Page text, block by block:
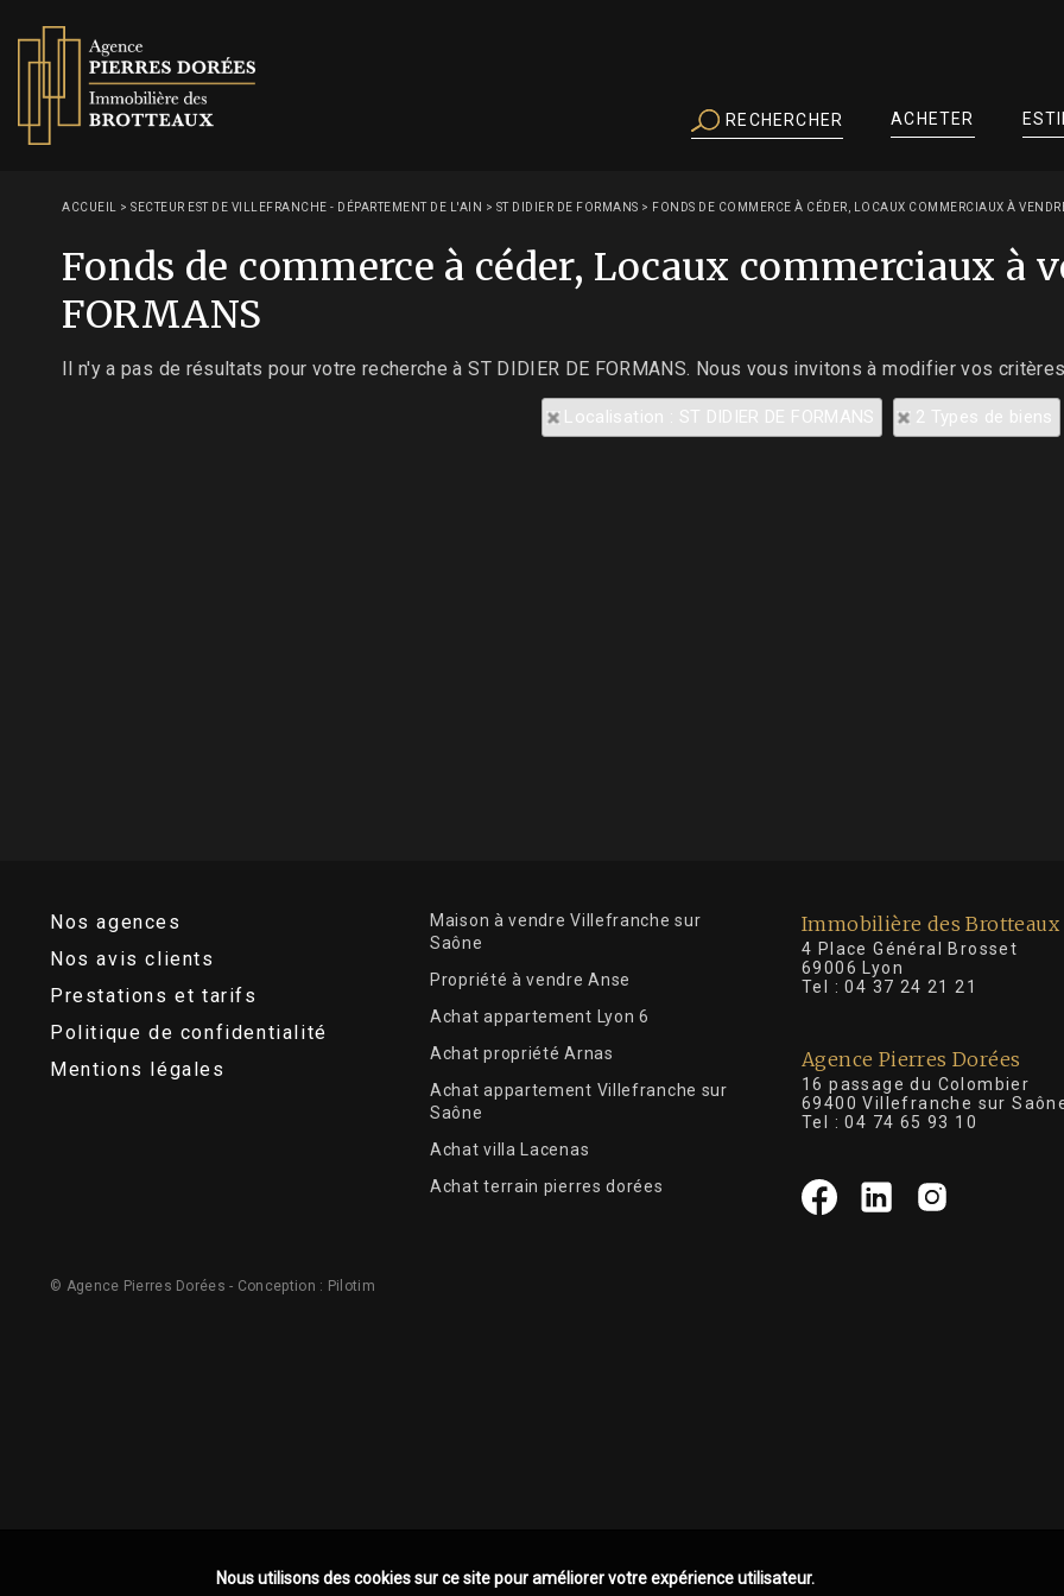
RECHERCHER ACHETER
ACCUEIL > SECTEUR EST DE VILLEFRANCHE - DÉPARTEMENT DE L'AIN > ST DIDIER DE FORMANS > FONDS DE COMMERCE À CÉDER, LOCAUX COMMERCIAUX À
Fonds de commerce à céder, Locaux commerciaux à
FORMANS
Il n'y a pas de résultats pour votre recherche à ST DIDIER DE FORMANS. Nous vous invitons à modifier vos
Localisation : ST DIDIER DE FORMANS 2 Types de biens
Nos agences
Nos avis clients
Prestations et tarifs
Politique de confidentialité
Mentions légales
Maison à vendre Villefranche sur
Saône
Propriété à vendre Anse
Achat appartement Lyon 6
Achat propriété Arnas
Achat appartement Villefranche sur
Saône
Achat villa Lacenas
Achat terrain pierres dorées
Immobilière des Brotteaux
4 Place Général
69006 Lyon
Tel :04 37 24 21 21
Agence Pierres Dorées
16 passage du Colombier
69400 Villefranche sur
Tel :04 74 65 93 10
© Agence Pierres Dorées - Conception : Pilotim
Nous utilisons des cookies sur ce site pour améliorer votre expérience utilisateur.